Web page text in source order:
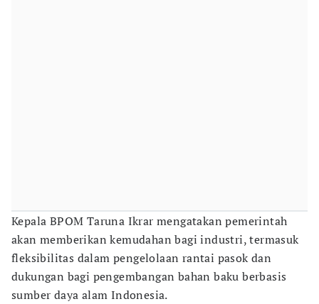
Kepala BPOM Taruna Ikrar mengatakan pemerintah
akan memberikan kemudahan bagi industri, termasuk
fleksibilitas dalam pengelolaan rantai pasok dan
dukungan bagi pengembangan bahan baku berbasis
sumber daya alam Indonesia.